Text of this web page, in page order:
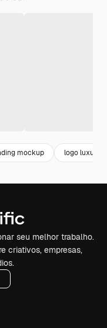
mockup logo luxury
seu melhor trabalho.
criativos, empresas,